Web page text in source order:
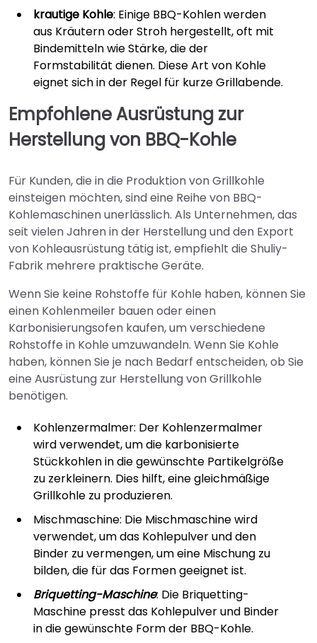
krautige Kohle: Einige BBQ-Kohlen werden
aus Kräutern oder Stroh hergestellt, oft mit
Bindemitteln wie Stärke, die der
Formstabilität dienen. Diese Art von Kohle
eignet sich in der Regel für kurze Grillabende.
Empfohlene Ausrüstung zur
Herstellung von BBQ-Kohle
Für Kunden, die in die Produktion von Grillkohle
einsteigen möchten, sind eine Reihe von BBQ-
Kohlemaschinen unerlässlich. Als Unternehmen, das
seit vielen Jahren in der Herstellung und den Export
von Kohleausrüstung tätig ist, empfiehlt die Shuliy-
Fabrik mehrere praktische Geräte.
Wenn Sie keine Rohstoffe für Kohle haben, können Sie
einen Kohlenmeiler bauen oder einen
Karbonisierungsofen kaufen, um verschiedene
Rohstoffe in Kohle umzuwandeln. Wenn Sie Kohle
haben, können Sie je nach Bedarf entscheiden, ob Sie
eine Ausrüstung zur Herstellung von Grillkohle
benötigen.
Kohlenzermalmer: Der Kohlenzermalmer
wird verwendet, um die karbonisierte
Stückkohlen in die gewünschte Partikelgröße
zu zerkleinern. Dies hilft, eine gleichmäßige
Grillkohle zu produzieren.
Mischmaschine: Die Mischmaschine wird
verwendet, um das Kohlepulver und den
Binder zu vermengen, um eine Mischung zu
bilden, die für das Formen geeignet ist.
Briquetting-Maschine: Die Briquetting-
Maschine presst das Kohlepulver und Binder
in die gewünschte Form der BBQ-Kohle.